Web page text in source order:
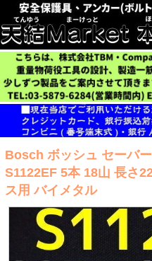
Bosch ボッシュ セーバ
S1122EF 5本 18山 長さ
ス用 バイメタル